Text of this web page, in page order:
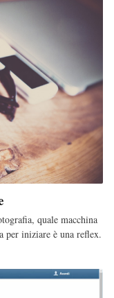
quale macchina
per iniziare è una reflex.